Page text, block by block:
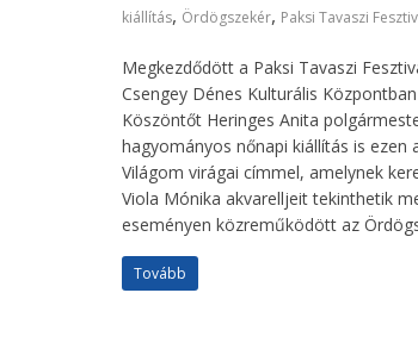
kiállítás, Ördögszekér, Paksi Tavaszi
Megkezdődött a Paksi Tavaszi
Csengey Dénes Kulturális
Köszöntőt Heringes Anita
hagyományos nőnapi kiállítás is ezen
Világom virágai címmel, amelynek
Viola Mónika akvarelljeit tekinthetik
eseményen közreműködött az
Tovább